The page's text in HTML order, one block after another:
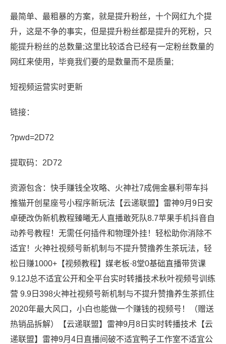
最简单、最粗暴的方案，就是提升粉丝，十个网红九个提
升，这是不争的事实，但是提升粉丝都是提升的死粉，只
能提升粉丝的总数量;这里比较适合已经有一定粉丝数量的
网红来使用，毕竟我们要的是数量而不是质量;
短视频运营实时更新
链接：
?pwd=2D72
提取码：2D72
资源包含：快手赚钱全攻略、火神社7成佣金暴利带车抖
推猫开创星座号小程序新玩法【云递联盟】雷神9月9日安
卓硬改伪新机教程臻曦无人直播敢死队8.7苹果手机抖音自
动养号教程！无需任何插件和物理外挂！轻松助你消除不
适宜！火神社视频号新机制与不提升赞撸养生茶玩法，轻
松日赚1000+【视频教程】媒老板·8堂0基础直播带货课
9.12J总不适宜公开和全平台实时转播技术秋叶视频号训练
营 9.9日398火神社视频号新机制与不提升赞撸养生茶抓住
2020年最大风口，小白也能做一个赚钱的视频号！（赠送
热销品拆解）【云递联盟】雷神9月8日实时转播技术【云
递联盟】雷神9月4日直播间破不适宜鸭子工作室不适宜公